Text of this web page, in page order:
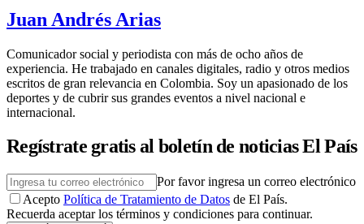
Juan Andrés Arias
Comunicador social y periodista con más de ocho años de
experiencia. He trabajado en canales digitales, radio y otros medios
escritos de gran relevancia en Colombia. Soy un apasionado de los
deportes y de cubrir sus grandes eventos a nivel nacional e
internacional.
Regístrate gratis al boletín de noticias El País
Por favor ingresa un correo electrónico
Acepto Política de Tratamiento de Datos de El País.
Recuerda aceptar los términos y condiciones para continuar.